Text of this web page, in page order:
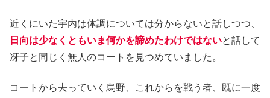
近くにいた宇内は体調については分からないと話しつつ、
日向は少なくともいま何かを諦めたわけではないと話して
冴子と同じく無人のコートを見つめていました。
コートから去っていく烏野、これからを戦う者、既に一度